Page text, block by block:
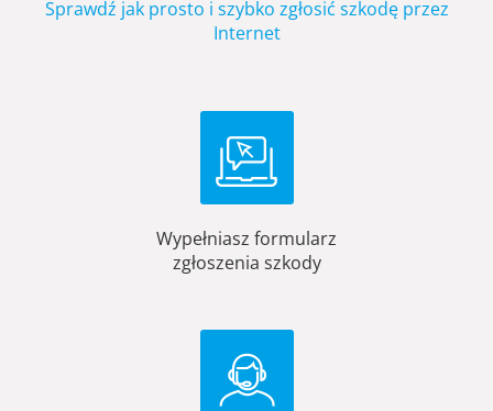
Sprawdź jak prosto i szybko zgłosić szkodę przez
Internet
Wypełniasz formularz
zgłoszenia szkody